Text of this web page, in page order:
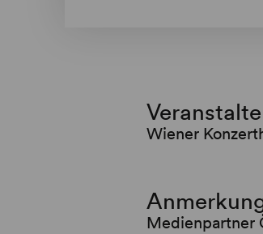
Wiener
Medienpartner